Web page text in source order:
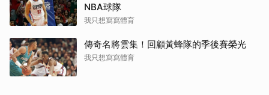
NBA球隊
我只想寫寫體育
傳奇名將雲集！回顧黃蜂隊的季後賽榮光
我只想寫寫體育